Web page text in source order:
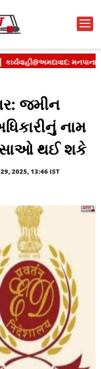
જમીન
નામ
થઈ શકે
2025, 13:46 IST